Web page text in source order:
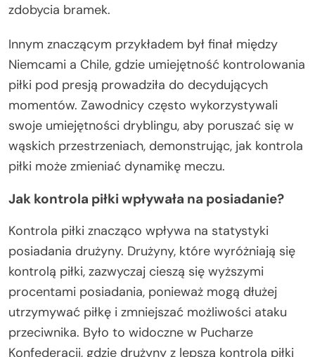
zdobycia bramek.
Innym znaczącym przykładem był finał między
Niemcami a Chile, gdzie umiejętność kontrolowania
piłki pod presją prowadziła do decydujących
momentów. Zawodnicy często wykorzystywali
swoje umiejętności dryblingu, aby poruszać się w
wąskich przestrzeniach, demonstrując, jak kontrola
piłki może zmieniać dynamikę meczu.
Jak kontrola piłki wpływała na posiadanie?
Kontrola piłki znacząco wpływa na statystyki
posiadania drużyny. Drużyny, które wyróżniają się
kontrolą piłki, zazwyczaj cieszą się wyższymi
procentami posiadania, ponieważ mogą dłużej
utrzymywać piłkę i zmniejszać możliwości ataku
przeciwnika. Było to widoczne w Pucharze
Konfederacji, gdzie drużyny z lepszą kontrolą piłki